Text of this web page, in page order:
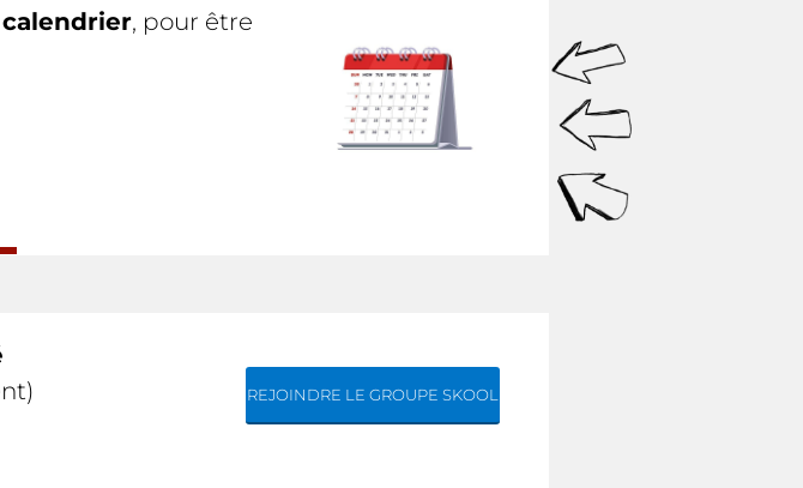
, pour être
REJOINDRE LE GROUPE SKOOL